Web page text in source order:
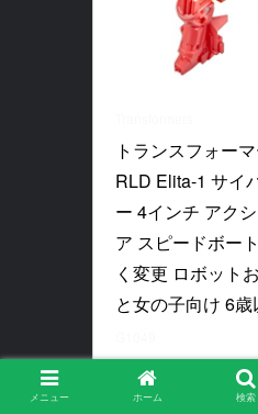
トランスフォー
RLD Elita-1 サイ
ー 4インチ アク
ア スピードボー
く変更 ロボット
と女の子向け 6歳
Amazon
メニュー ホーム 検索